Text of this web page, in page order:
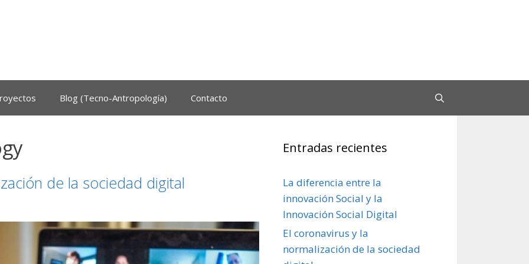
Blog (Tecno-Antropología) Contacto
de la sociedad digital
Entradas recientes
La diferencia entre la
innovación Social y la
Innovación Social Digital
El coronavirus y la
normalización de la sociedad